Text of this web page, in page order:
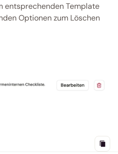
entsprechenden Template
Optionen zum Löschen